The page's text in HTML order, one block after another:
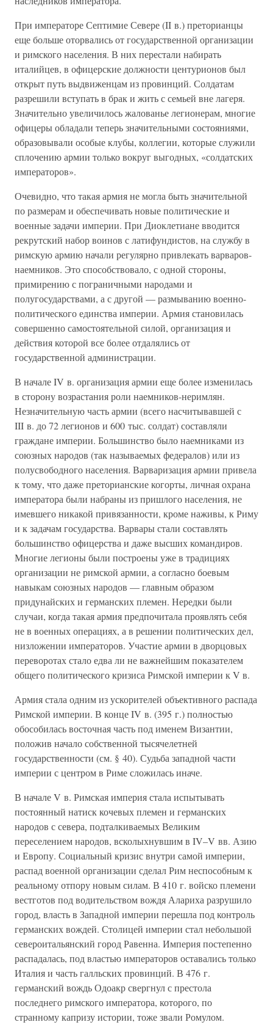
При императоре Септимие Севере (II в.) преторианцы
еще больше оторвались от государственной организации
и римского населения. В них перестали набирать
италийцев, в офицерские должности центурионов был
открыт путь выдвиженцам из провинций. Солдатам
разрешили вступать в брак и жить с семьей вне лагеря.
Значительно увеличилось жалованье легионерам, многие
офицеры обладали теперь значительными состояниями,
образовывали особые клубы, коллегии, которые служили
сплочению армии только вокруг выгодных, «солдатских
императоров».
Очевидно, что такая армия не могла быть значительной
по размерам и обеспечивать новые политические и
военные задачи империи. При Диоклетиане вводится
рекрутский набор воинов с латифундистов, на службу в
римскую армию начали регулярно привлекать варваров-
наемников. Это способствовало, с одной стороны,
примирению с пограничными народами и
полугосударствами, а с другой — размыванию военно-
политического единства империи. Армия становилась
совершенно самостоятельной силой, организация и
действия которой все более отдалялись от
государственной администрации.
В начале IV в. организация армии еще более изменилась
в сторону возрастания роли наемников-неримлян.
Незначительную часть армии (всего насчитывавшей с
III в. до 72 легионов и 600 тыс. солдат) составляли
граждане империи. Большинство было наемниками из
союзных народов (так называемых федералов) или из
полусвободного населения. Варваризация армии привела
к тому, что даже преторианские когорты, личная охрана
императора были набраны из пришлого населения, не
имевшего никакой привязанности, кроме наживы, к Риму
и к задачам государства. Варвары стали составлять
большинство офицерства и даже высших командиров.
Многие легионы были построены уже в традициях
организации не римской армии, а согласно боевым
навыкам союзных народов — главным образом
придунайских и германских племен. Нередки были
случаи, когда такая армия предпочитала проявлять себя
не в военных операциях, а в решении политических дел,
низложении императоров. Участие армии в дворцовых
переворотах стало едва ли не важнейшим показателем
общего политического кризиса Римской империи к V в.
Армия стала одним из ускорителей объективного распада
Римской империи. В конце IV в. (395 г.) полностью
обособилась восточная часть под именем Византии,
положив начало собственной тысячелетней
государственности (см. § 40). Судьба западной части
империи с центром в Риме сложилась иначе.
В начале V в. Римская империя стала испытывать
постоянный натиск кочевых племен и германских
народов с севера, подталкиваемых Великим
переселением народов, всколыхнувшим в IV–V вв. Азию
и Европу. Социальный кризис внутри самой империи,
распад военной организации сделал Рим неспособным к
реальному отпору новым силам. В 410 г. войско племени
вестготов под водительством вождя Алариха разрушило
город, власть в Западной империи перешла под контроль
германских вождей. Столицей империи стал небольшой
североитальянский город Равенна. Империя постепенно
распадалась, под властью императоров оставались только
Италия и часть галльских провинций. В 476 г.
германский вождь Одоакр свергнул с престола
последнего римского императора, которого, по
странному капризу истории, тоже звали Ромулом.